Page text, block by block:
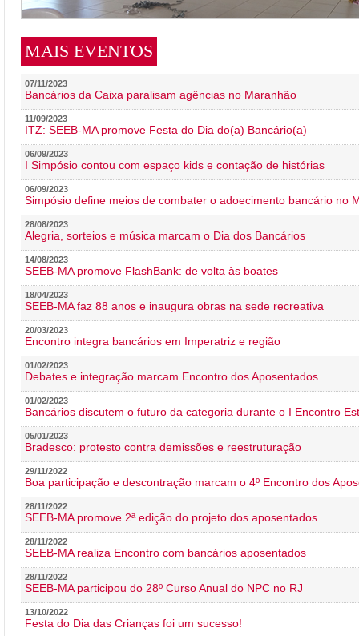
MAIS EVENTOS
07/11/2023
Bancários da Caixa paralisam agências no Maranhão
11/09/2023
ITZ: SEEB-MA promove Festa do Dia do(a) Bancário(a)
06/09/2023
I Simpósio contou com espaço kids e contação de histórias
06/09/2023
Simpósio define meios de combater o adoecimento bancário no
28/08/2023
Alegria, sorteios e música marcam o Dia dos Bancários
14/08/2023
SEEB-MA promove FlashBank: de volta às boates
18/04/2023
SEEB-MA faz 88 anos e inaugura obras na sede recreativa
20/03/2023
Encontro integra bancários em Imperatriz e região
01/02/2023
Debates e integração marcam Encontro dos Aposentados
01/02/2023
Bancários discutem o futuro da categoria durante o I Encontro
05/01/2023
Bradesco: protesto contra demissões e reestruturação
29/11/2022
Boa participação e descontração marcam o 4º Encontro dos
28/11/2022
SEEB-MA promove 2ª edição do projeto dos aposentados
28/11/2022
SEEB-MA realiza Encontro com bancários aposentados
28/11/2022
SEEB-MA participou do 28º Curso Anual do NPC no RJ
13/10/2022
Festa do Dia das Crianças foi um sucesso!